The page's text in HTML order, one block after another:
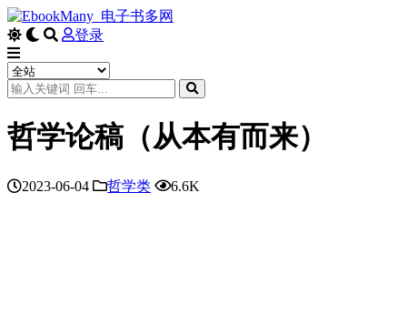
登录
哲学论稿（从本有而来）
2023-06-04 哲学类 6.6K